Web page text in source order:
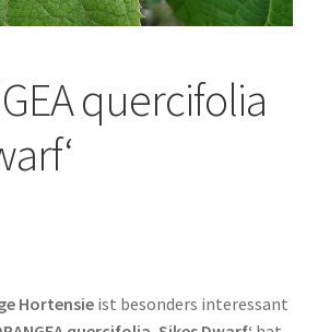
quercifolia
Hortensieist besonders interessant